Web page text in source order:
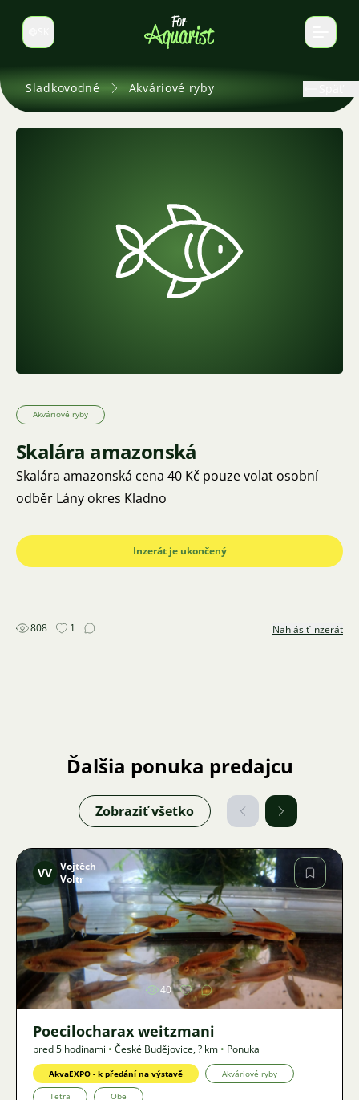
Prepnúť jazyk
Sladkovodné Akváriové ryby
Akváriové ryby
Skalára amazonská
Skalára amazonská cena 40 Kč pouze volat osobní
odběr Lány okres Kladno
Inzerát je ukončený
808 1 Nahlásiť inzerát
Ďalšia ponuka predajcu
Zobraziť všetko
Obrázok
VV Vojtěch
Voltr
40
Poecilocharax weitzmani
pred 5 hodinami • České Budějovice,? km • Ponuka
AkvaEXPO - k předání na výstavě Akváriové ryby
Tetra Obe